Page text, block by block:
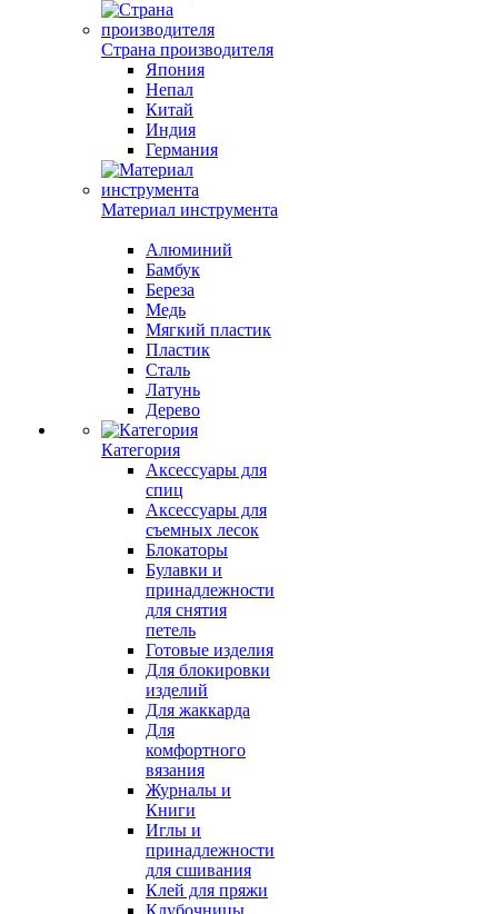
Страна производителя
Япония
Непал
Китай
Индия
Германия
Материал инструмента
Алюминий
Бамбук
Береза
Медь
Мягкий пластик
Пластик
Сталь
Латунь
Дерево
Категория
Аксессуары для
спиц
Аксессуары для
съемных лесок
Блокаторы
Булавки и
принадлежности
для снятия
петель
Готовые изделия
Для блокировки
изделий
Для жаккарда
Для
комфортного
вязания
Журналы и
Книги
Иглы и
принадлежности
для сшивания
Клей для пряжи
Клубочницы